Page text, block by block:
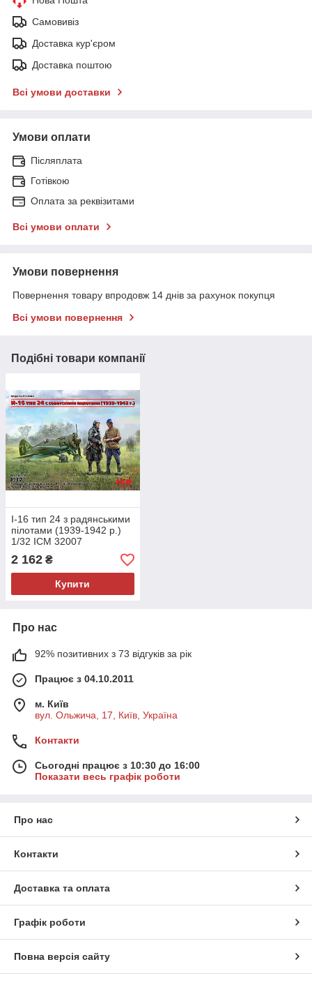
Самовивіз
Доставка кур'єром
Доставка поштою
Всі умови доставки
Умови оплати
Післяплата
Готівкою
Оплата за реквізитами
Всі умови оплати
Умови повернення
Повернення товару впродовж 14 днів за рахунок покупця
Всі умови повернення
Подібні товари компанії
І-16 тип 24 з радянськими
пілотами (1939-1942 р.)
1/32 ICM 32007
2 162 ₴
Купити
Про нас
92% позитивних з 73 відгуків за рік
Працює з 04.10.2011
м. Київ
вул. Ольжича, 17, Київ, Україна
Контакти
Сьогодні працює з 10:30 до 16:00
Показати весь графік роботи
Про нас
Контакти
Доставка та оплата
Графік роботи
Повна версія сайту